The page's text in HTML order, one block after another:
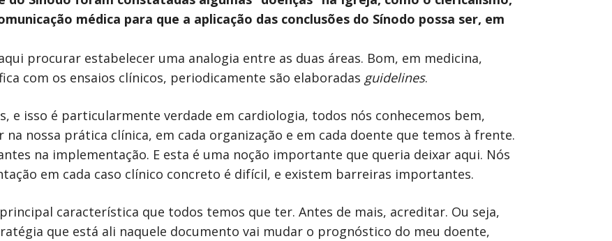
médica para que a aplicação das conclusões do Sínodo possa ser, em
procurar estabelecer uma analogia entre as duas áreas. Bom, em medicina,
com os ensaios clínicos, periodicamente são elaboradas guidelines.
e isso é particularmente verdade em cardiologia, todos nós conhecemos bem,
nossa prática clínica, em cada organização e em cada doente que temos à frente.
na implementação. E esta é uma noção importante que queria deixar aqui. Nós
em cada caso clínico concreto é difícil, e existem barreiras importantes.
característica que todos temos que ter. Antes de mais, acreditar. Ou seja,
que está ali naquele documento vai mudar o prognóstico do meu doente,